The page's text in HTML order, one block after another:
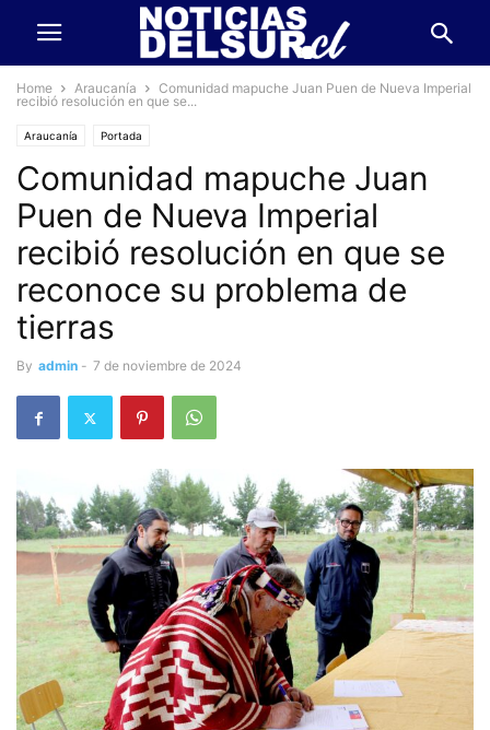
Home Araucanía
Comunidad mapuche Juan Puen de Nueva Imperial
recibió resolución en que se...
Araucanía Portada
Comunidad mapuche Juan
Puen de Nueva Imperial
recibió resolución en que se
reconoce su problema de
tierras
By admin - 7 de noviembre de 2024